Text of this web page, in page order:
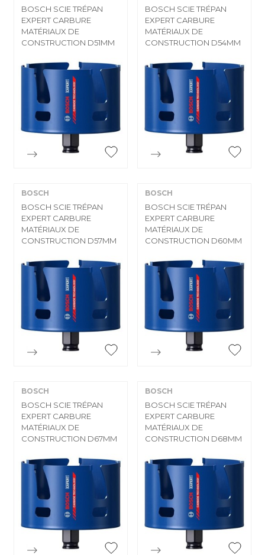
BOSCH SCIE TRÉPAN
EXPERT CARBURE
MATÉRIAUX DE
CONSTRUCTION D51MM
BOSCH SCIE TRÉPAN
EXPERT CARBURE
MATÉRIAUX DE
CONSTRUCTION D54MM
BOSCH
BOSCH SCIE TRÉPAN
EXPERT CARBURE
MATÉRIAUX DE
CONSTRUCTION D57MM
BOSCH
BOSCH SCIE TRÉPAN
EXPERT CARBURE
MATÉRIAUX DE
CONSTRUCTION D60MM
BOSCH
BOSCH SCIE TRÉPAN
EXPERT CARBURE
MATÉRIAUX DE
CONSTRUCTION D67MM
BOSCH
BOSCH SCIE TRÉPAN
EXPERT CARBURE
MATÉRIAUX DE
CONSTRUCTION D68MM